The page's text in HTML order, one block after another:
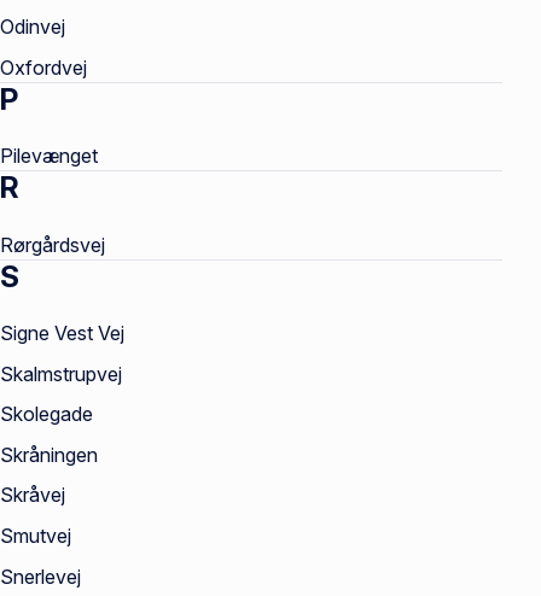
Odinvej
Oxfordvej
P
Pilevænget
R
Rørgårdsvej
S
Signe Vest Vej
Skalmstrupvej
Skolegade
Skråningen
Skråvej
Smutvej
Snerlevej